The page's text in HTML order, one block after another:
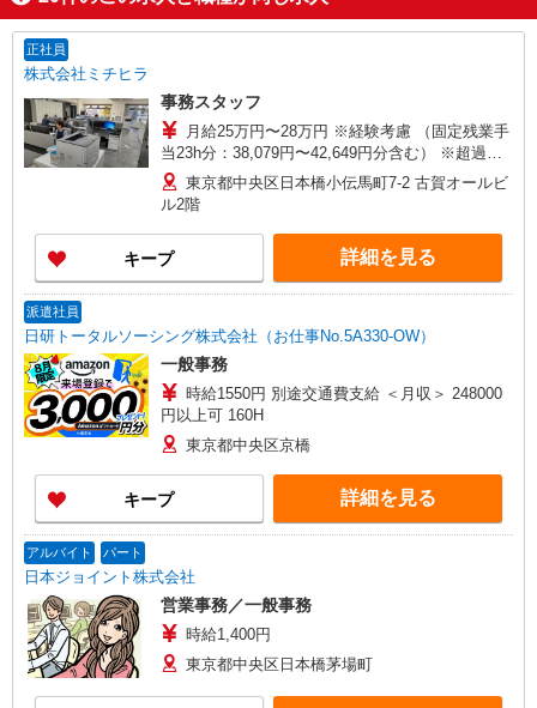
正社員
株式会社ミチヒラ
事務スタッフ
月給25万円〜28万円 ※経験考慮 （固定残業手
当23h分：38,079円〜42,649円分含む） ※超過分
は別途支給 ※試用期間有：期間中給与は同じ
東京都中央区日本橋小伝馬町7-2 古賀オールビ
ル2階
キープ 詳細を見る
派遣社員
日研トータルソーシング株式会社（お仕事No.5A330-OW）
一般事務
時給1550円 別途交通費支給 ＜月収＞ 248000
円以上可 160H
東京都中央区京橋
キープ 詳細を見る
アルバイト パート
日本ジョイント株式会社
営業事務／一般事務
時給1,400円
東京都中央区日本橋茅場町